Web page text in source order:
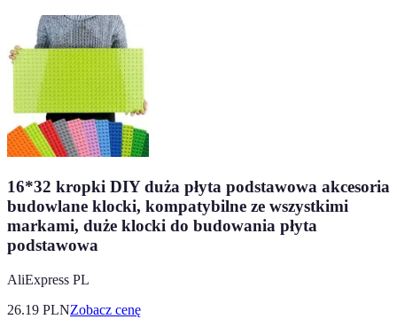
16*32 kropki DIY duża płyta podstawowa akcesoria
budowlane klocki, kompatybilne ze wszystkimi
markami, duże klocki do budowania płyta
podstawowa
AliExpress PL
26.19 PLNZobacz cenę